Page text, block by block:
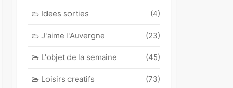
Idees sorties (4)
J'aime l'Auvergne (23)
L'objet de la semaine (45)
Loisirs creatifs (73)